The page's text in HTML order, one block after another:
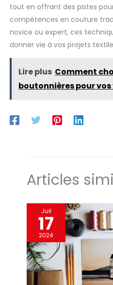
tout en offrant des pistes
compétences en couture
novice ou expert, ces
donner vie à vos projets
Lire plus Comment
boutonnières pour
Articles
Juil
17
2024